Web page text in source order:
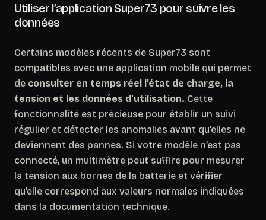
Utiliser l’application Super73 pour suivre les
données
Certains modèles récents de Super73 sont
compatibles avec une application mobile qui permet
de consulter en temps réel l’état de charge, la
tension et les données d’utilisation. Cette
fonctionnalité est précieuse pour établir un suivi
régulier et détecter les anomalies avant qu’elles ne
deviennent des pannes. Si votre modèle n’est pas
connecté, un multimètre peut suffire pour mesurer
la tension aux bornes de la batterie et vérifier
qu’elle correspond aux valeurs normales indiquées
dans la documentation technique.